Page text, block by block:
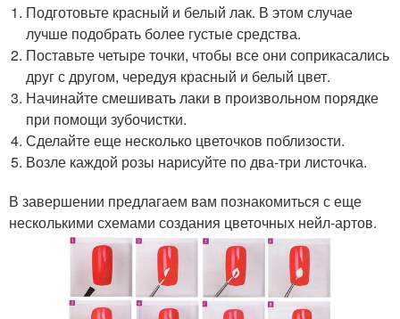
Подготовьте красный и белый лак. В этом случае
лучше подобрать более густые средства.
Поставьте четыре точки, чтобы все они соприкасались
друг с другом, чередуя красный и белый цвет.
Начинайте смешивать лаки в произвольном порядке
при помощи зубочистки.
Сделайте еще несколько цветочков поблизости.
Возле каждой розы нарисуйте по два-три листочка.
В завершении предлагаем вам познакомиться с еще
несколькими схемами создания цветочных нейл-артов.